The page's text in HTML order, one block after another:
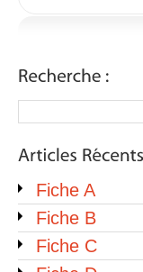
Fiche A
Fiche B
Fiche C